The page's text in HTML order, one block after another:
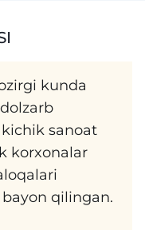
kunda
sanoat
korxonalar
qilingan.